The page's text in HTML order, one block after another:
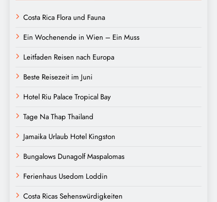
Costa Rica Flora und Fauna
Ein Wochenende in Wien – Ein Muss
Leitfaden Reisen nach Europa
Beste Reisezeit im Juni
Hotel Riu Palace Tropical Bay
Tage Na Thap Thailand
Jamaika Urlaub Hotel Kingston
Bungalows Dunagolf Maspalomas
Ferienhaus Usedom Loddin
Costa Ricas Sehenswürdigkeiten